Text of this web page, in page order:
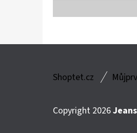
Shoptet.cz
Copyright 2026